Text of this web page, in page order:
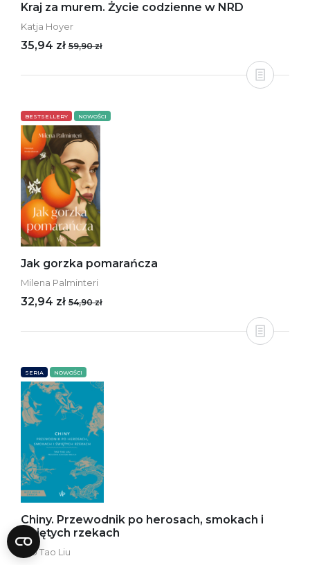
Kraj za murem. Życie codzienne w NRD
Katja Hoyer
35,94 zł 59,90 zł
BESTSELLERY NOWOŚCI
Jak gorzka pomarańcza
Milena Palminteri
32,94 zł 54,90 zł
SERIA NOWOŚCI
Chiny. Przewodnik po herosach, smokach i
świętych rzekach
Tao Tao Liu